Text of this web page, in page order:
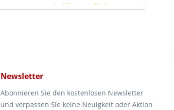
In Kürze verfügbar
Newsletter
Abonnieren Sie den kostenlosen Newsletter
und verpassen Sie keine Neuigkeit oder Aktion